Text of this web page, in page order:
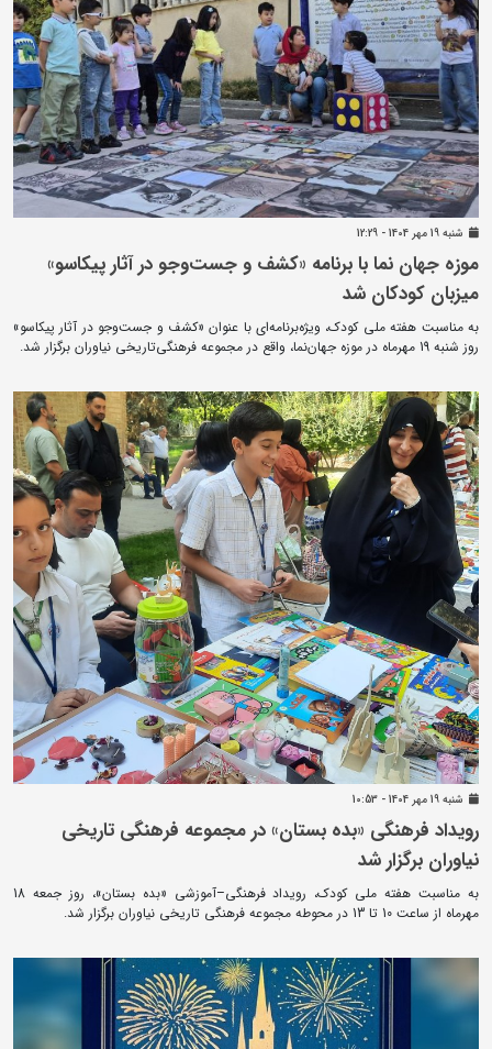
شنبه 19 مهر 1404 - 12:29
موزه جهان نما با برنامه «کشف و جست‌وجو در آثار پیکاسو»
میزبان کودکان شد
به مناسبت هفته ملی کودک، ویژه‌برنامه‌ای با عنوان «کشف و جست‌وجو در آثار پیکاسو»
روز شنبه 19 مهرماه در موزه جهان‌نما، واقع در مجموعه فرهنگی‌تاریخی نیاوران برگزار شد.
شنبه 19 مهر 1404 - 10:53
رویداد فرهنگی «بده بستان» در مجموعه فرهنگی تاریخی
نیاوران برگزار شد
به مناسبت هفته ملی کودک، رویداد فرهنگی–آموزشی «بده بستان»، روز جمعه 18
مهرماه از ساعت 10 تا 13 در محوطه مجموعه فرهنگی تاریخی نیاوران برگزار شد.